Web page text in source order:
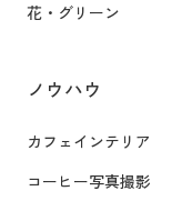
花・グリーン
ノウハウ
カフェインテリア
コーヒー写真撮影